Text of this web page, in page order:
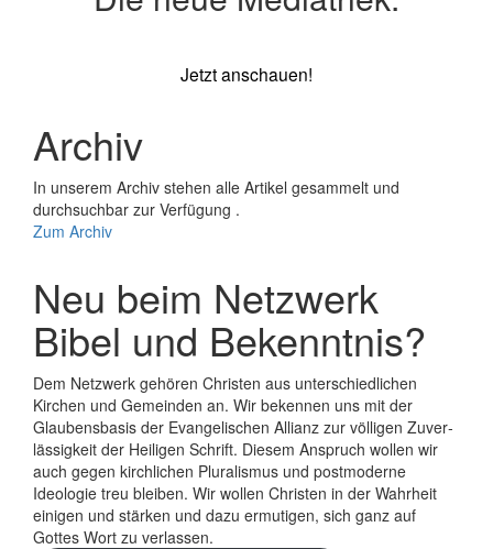
Jetzt anschauen!
Archiv
In unserem Archiv stehen alle Artikel gesammelt und
durchsuchbar zur Verfügung .
Zum Archiv
Neu beim Netzwerk
Bibel und Bekenntnis?
Dem Netzwerk gehören Christen aus unterschiedlichen
Kirchen und Gemeinden an. Wir bekennen uns mit der
Glaubens­basis der Evange­lischen Allianz zur völligen Zuver­
lässigkeit der Heiligen Schrift. Diesem Anspruch wollen wir
auch gegen kirchlichen Plura­lismus und post­moderne
Ideologie treu bleiben. Wir wollen Christen in der Wahrheit
einigen und stärken und dazu ermutigen, sich ganz auf
Gottes Wort zu verlassen.